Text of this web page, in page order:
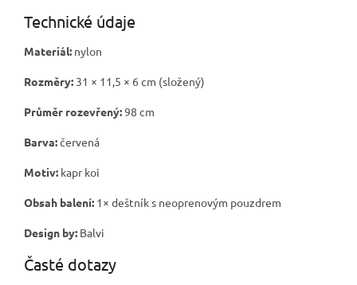
Technické údaje
Materiál: nylon
Rozměry: 31 × 11,5 × 6 cm (složený)
Průměr rozevřený:98 cm
Barva:červená
Motiv: kapr koi
Obsah balení: 1× deštník s neoprenovým pouzdrem
Design by: Balvi
Časté dotazy